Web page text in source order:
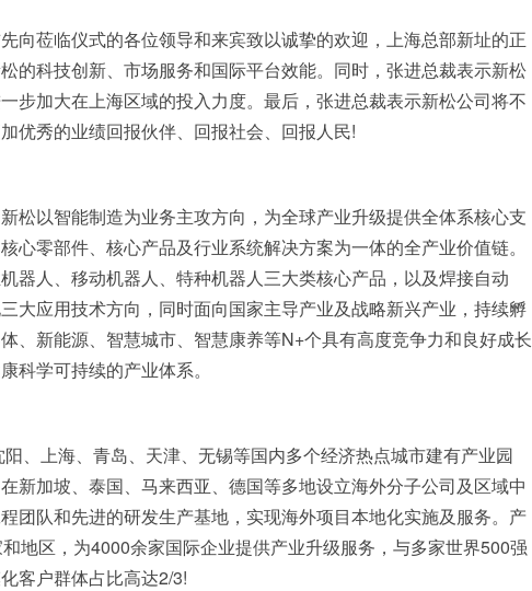
向莅临仪式的各位领导和来宾致以诚挚的欢迎，上海总部新址的正
的科技创新、市场服务和国际平台效能。同时，张进总裁表示新松
步加大在上海区域的投入力度。最后，张进总裁表示新松公司将不
优秀的业绩回报伙伴、回报社会、回报人民!
松以智能制造为业务主攻方向，为全球产业升级提供全体系核心支
心零部件、核心产品及行业系统解决方案为一体的全产业价值链。
器人、移动机器人、特种机器人三大类核心产品，以及焊接自动
大应用技术方向，同时面向国家主导产业及战略新兴产业，持续孵
、新能源、智慧城市、智慧康养等N+个具有高度竞争力和良好成长
科学可持续的产业体系。
、上海、青岛、天津、无锡等国内多个经济热点城市建有产业园
新加坡、泰国、马来西亚、德国等多地设立海外分子公司及区域中
团队和先进的研发生产基地，实现海外项目本地化实施及服务。产
地区，为4000余家国际企业提供产业升级服务，与多家世界500强
客户群体占比高达2/3!